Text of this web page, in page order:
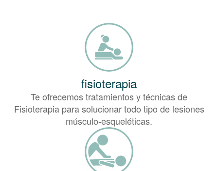
fisioterapia
Te ofrecemos tratamientos y técnicas de
Fisioterapia para solucionar todo tipo de lesiones
músculo-esqueléticas.